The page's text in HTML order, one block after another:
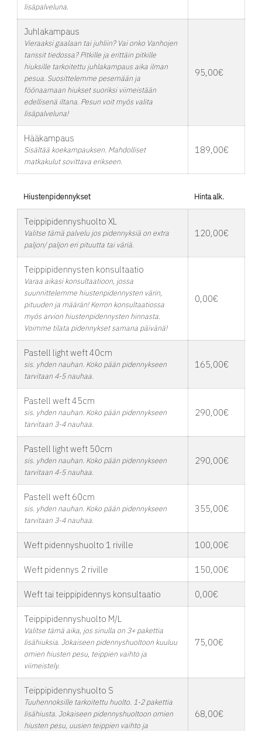
lisäpalveluna.
Juhlakampaus
Vieraaksi gaalaan tai juhliin? Vai onko Vanhojen
tanssit tiedossa? Pitkille ja erittäin pitkille
hiuksille tarkoitettu juhlakampaus aika ilman
pesua. Suosittelemme pesemään ja
föönaamaan hiukset suoriksi viimeistään
edellisenä iltana. Pesun voit myös valita
lisäpalveluna!
95,00€
Hääkampaus
Sisältää koekampauksen. Mahdolliset
matkakulut sovittava erikseen.
189,00€
Hiustenpidennykset Hinta alk.
Teippipidennyshuolto XL
Valitse tämä palvelu jos pidennyksiä on extra
paljon/ paljon eri pituutta tai väriä.
120,00€
Teippipidennysten konsultaatio
Varaa aikasi konsultaatioon, jossa
suunnittelemme hiustenpidennysten värin,
pituuden ja määrän! Kerron konsultaatiossa
myös arvion hiustenpidennysten hinnasta.
Voimme tilata pidennykset samana päivänä!
0,00€
Pastell light weft 40cm
sis. yhden nauhan. Koko pään pidennykseen
tarvitaan 4-5 nauhaa.
165,00€
Pastell weft 45cm
sis. yhden nauhan. Koko pään pidennykseen
tarvitaan 3-4 nauhaa.
290,00€
Pastell light weft 50cm
sis. yhden nauhan. Koko pään pidennykseen
tarvitaan 4-5 nauhaa.
290,00€
Pastell weft 60cm
sis. yhden nauhan. Koko pään pidennykseen
tarvitaan 3-4 nauhaa.
355,00€
Weft pidennyshuolto 1 riville 100,00€
Weft pidennys 2 riville 150,00€
Weft tai teippipidennys konsultaatio 0,00€
Teippipidennyshuolto M/L
Valitse tämä aika, jos sinulla on 3+ pakettia
lisähiuksia. Jokaiseen pidennyshuoltoon kuuluu
omien hiusten pesu, teippien vaihto ja
viimeistely.
75,00€
Teippipidennyshuolto S
Tuuhennoksille tarkoitettu huolto. 1-2 pakettia
lisähiusta. Jokaiseen pidennyshuoltoon omien
hiusten pesu, uusien teippien vaihto ja
68,00€